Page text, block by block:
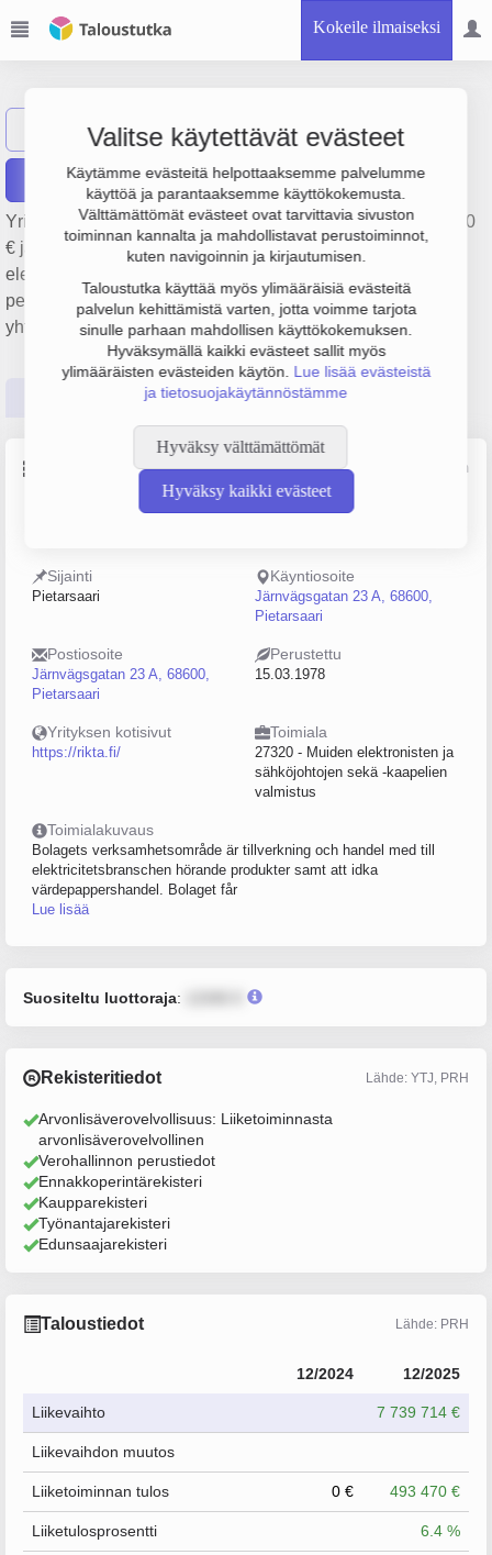
Kokeile ilmaiseksi
Valitse käytettävät evästeet
Käytämme evästeitä helpottaaksemme palvelumme
käyttöä ja parantaaksemme käyttökokemusta.
Välttämättömät evästeet ovat tarvittavia sivuston
toiminnan kannalta ja mahdollistavat perustoiminnot,
kuten navigoinnin ja kirjautumisen.
Taloustutka käyttää myös ylimääräisiä evästeitä
palvelun kehittämistä varten, jotta voimme tarjota
sinulle parhaan mahdollisen käyttökokemuksen.
Hyväksymällä kaikki evästeet sallit myös
ylimääräisten evästeiden käytön. Lue lisää evästeistä
ja tietosuojakäytännöstämme
Hyväksy välttämättömät
Hyväksy kaikki evästeet
Näytä haku Oy Rikta Ab
Raportit
Yrityksen Oy Rikta Ab liikevaihto on 7.7 milj. €, tulos 493 000
€ ja henkilöstömäärä 50. Sen päätoimiala on Muiden
elektronisten ja sähköjohtojen sekä -kaapelien valmistus,
perustamisvuosi 1978 ja sijainti Pietarsaari. Yrityksen
yhtiömuoto Osakeyhtiö (OY).
Tilinpäätösluvut Päättäjätiedot
Perustiedot Lähde: YTJ, PRH, Traficom
Henkilöstömäärä
Sijainti
Pietarsaari
Käyntiosoite
Järnvägsgatan 23 A, 68600,
Pietarsaari
Postiosoite
Järnvägsgatan 23 A, 68600,
Pietarsaari
Perustettu
15.03.1978
Yrityksen kotisivut
https://rikta.fi/
Toimiala
27320 - Muiden elektronisten ja
sähköjohtojen sekä -kaapelien
valmistus
Toimialakuvaus
Bolagets verksamhetsområde är tillverkning och handel med till
elektricitetsbranschen hörande produkter samt att idka
värdepappershandel. Bolaget får
Lue lisää
Suositeltu luottoraja:
Rekisteritiedot Lähde: YTJ, PRH
Arvonlisäverovelvollisuus: Liiketoiminnasta
arvonlisäverovelvollinen
Verohallinnon perustiedot
Ennakkoperintärekisteri
Kaupparekisteri
Työnantajarekisteri
Edunsaajarekisteri
Taloustiedot Lähde: PRH
12/2024 12/2025
Liikevaihto 7 739 714 €
Liikevaihdon muutos
Liiketoiminnan tulos 0 € 493 470 €
Liiketulosprosentti 6.4 %